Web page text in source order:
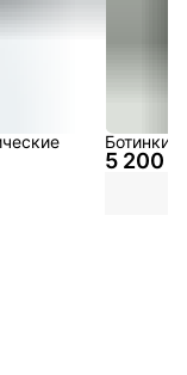
5 200 ₽
Ботинки